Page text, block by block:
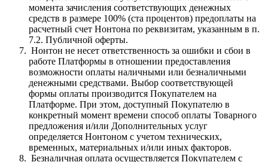
момента зачисления соответствующих денежных
средств в размере 100% (ста процентов) предоплаты на
расчетный счет Нонтона по реквизитам, указанным в п.
7.2. Публичной оферты.
Нонтон не несет ответственность за ошибки и сбои в
работе Платформы в отношении предоставления
возможности оплаты наличными или безналичными
денежными средствами. Выбор соответствующей
формы оплаты производится Покупателем на
Платформе. При этом, доступный Покупателю в
конкретный момент времени способ оплаты Товарного
предложения и/или Дополнительных услуг
определяется Нонтоном с учетом технических,
временных, материальных и/или иных факторов.
Безналичная оплата осуществляется Покупателем с